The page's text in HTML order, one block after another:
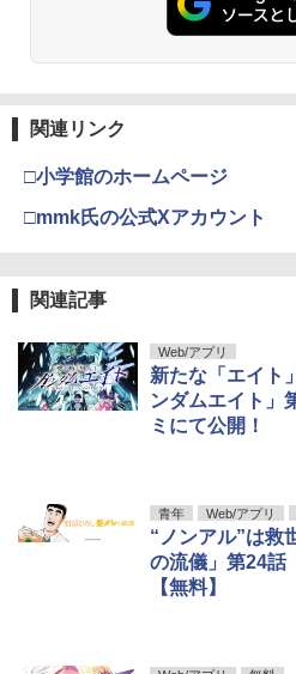
関連リンク
□小学館のホームページ
□mmk氏の公式Xアカウント
関連記事
Web/アプリ
新たな「エイト
ンダムエイト」
ミにて公開！
青年 Web/アプリ
“ノンアル”は救
の流儀」第24話
【無料】